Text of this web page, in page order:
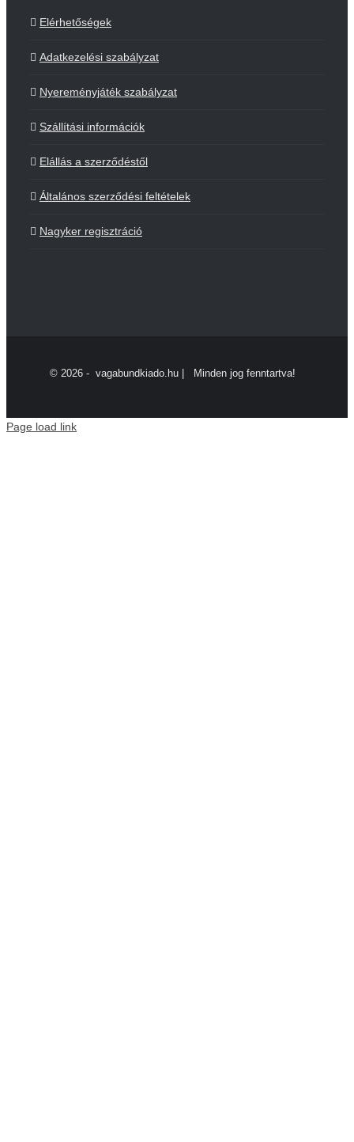
Elérhetőségek
Adatkezelési szabályzat
Nyereményjáték szabályzat
Szállítási információk
Elállás a szerződéstől
Általános szerződési feltételek
Nagyker regisztráció
© 2026 - vagabundkiado.hu | Minden jog fenntartva!
Page load link